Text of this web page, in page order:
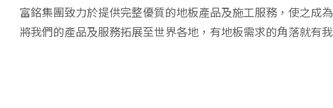
富銘集團致力於提供完整優質的地板產品及施工服務，使之成
將我們的產品及服務拓展至世界各地，有地板需求的角落就有我